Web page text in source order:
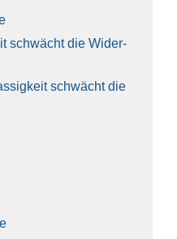
schwächt die Wider­
schwächt die